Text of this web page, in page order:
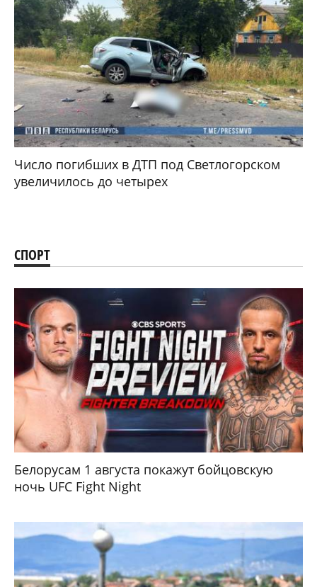
Число погибших в ДТП под Светлогорском
увеличилось до четырех
СПОРТ
Белорусам 1 августа покажут бойцовскую
ночь UFC Fight Night